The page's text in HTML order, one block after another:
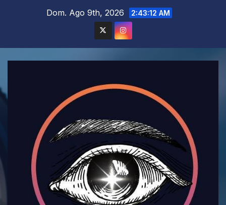
Dom. Ago 9th, 2026 2:43:14 AM